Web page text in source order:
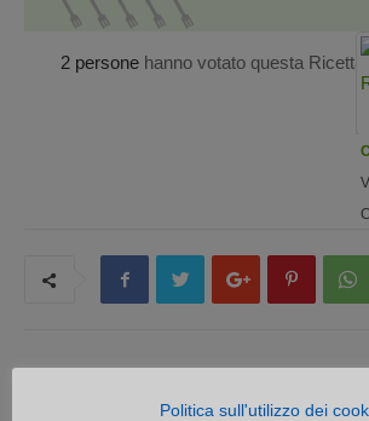
2 persone hanno votato questa Ricetta
Politica sull'utilizzo dei